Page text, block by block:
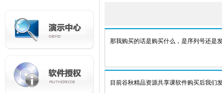
那我购买的话是购买什么，是序列号还是
目前谷秋精品资源共享课软件购买后我们